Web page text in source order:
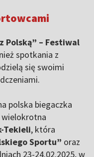
Polską” – Festiwal
spotkania z
się swoimi
polska biegaczka
wielokrotna
Tekieli, która
Sportu” oraz
23-24.02.2025, w